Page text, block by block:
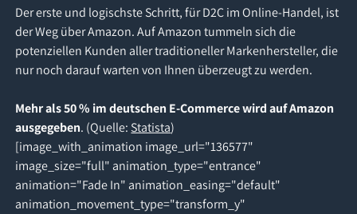
Der erste und logischste Schritt, für D2C im Online-Handel, ist
der Weg über Amazon. Auf Amazon tummeln sich die
potenziellen Kunden aller traditioneller Markenhersteller, die
nur noch darauf warten von Ihnen überzeugt zu werden.
Mehr als 50 % im deutschen E-Commerce wird auf Amazon
ausgegeben. (Quelle: Statista)
[image_with_animation image_url="136577"
image_size="full" animation_type="entrance"
animation="Fade In" animation_easing="default"
animation_movement_type="transform_y"